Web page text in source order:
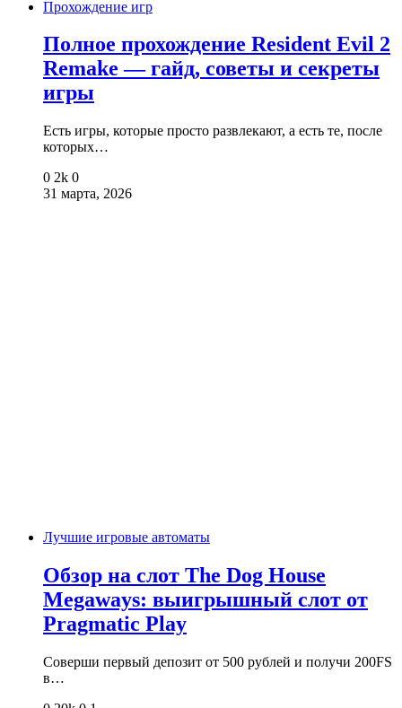
Прохождение игр
Полное прохождение Resident Evil 2
Remake — гайд, советы и секреты
игры
Есть игры, которые просто развлекают, а есть те, после
которых…
0 2k 0
31 марта, 2026
Лучшие игровые автоматы
Обзор на слот The Dog House
Megaways: выигрышный слот от
Pragmatic Play
Соверши первый депозит от 500 рублей и получи 200FS
в…